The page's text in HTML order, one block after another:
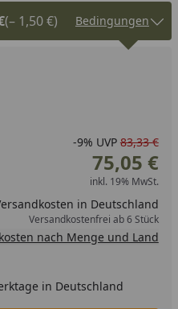
(– 1,50 €) Bedingungen
eingeben
um eins erhöhen
-9% UVP 83,33 €
75,05 €
inkl. 19% MwSt.
in Deutschland
Versandkostenfrei ab 6 Stück
nach Menge und Land
in Deutschland